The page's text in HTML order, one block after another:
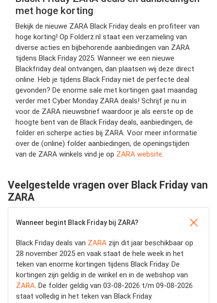
met hoge korting
Bekijk de nieuwe ZARA Black Friday deals en profiteer van
hoge korting! Op Folderz.nl staat een verzameling van
diverse acties en bijbehorende aanbiedingen van ZARA
tijdens Black Friday 2025. Wanneer we een nieuwe
Blackfriday deal ontvangen, dan plaatsen wij deze direct
online. Heb je tijdens Black Friday niet de perfecte deal
gevonden? De enorme sale met kortingen gaat maandag
verder met Cyber Monday ZARA deals! Schrijf je nu in
voor de ZARA nieuwsbrief waardoor je als eerste op de
hoogte bent van de Black Friday deals, aanbiedingen, de
folder en scherpe acties bij ZARA. Voor meer informatie
over de (online) folder aanbiedingen, de openingstijden
van de ZARA winkels vind je op ZARA website.
Veelgestelde vragen over Black Friday van
ZARA
Wanneer begint Black Friday bij ZARA?
Black Friday deals van ZARA zijn dit jaar beschikbaar op
28 november 2025 en vaak staat de hele week in het
teken van enorme kortingen tijdens Black Friday. De
kortingen zijn geldig in de winkel en in de webshop van
ZARA. De folder geldig van 03-08-2026 t/m 09-08-2026
staat volledig in het teken van Black Friday.